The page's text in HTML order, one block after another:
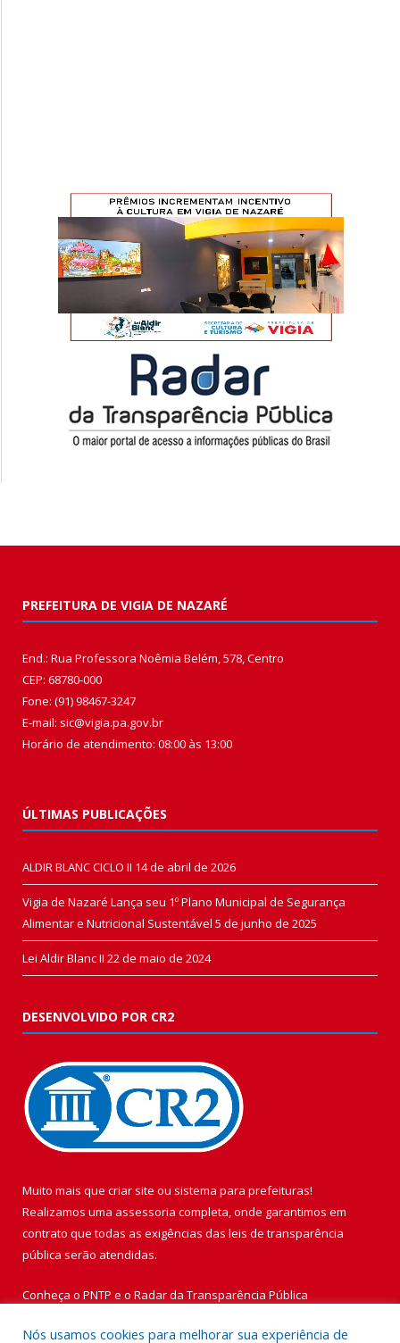
PREFEITURA DE VIGIA DE NAZARÉ
End.: Rua Professora Noêmia Belém, 578, Centro
CEP: 68780-000
Fone: (91) 98467-3247
E-mail: sic@vigia.pa.gov.br
Horário de atendimento: 08:00 às 13:00
ÚLTIMAS PUBLICAÇÕES
ALDIR BLANC CICLO II 14 de abril de 2026
Vigia de Nazaré Lança seu 1º Plano Municipal de Segurança
Alimentar e Nutricional Sustentável 5 de junho de 2025
Lei Aldir Blanc II 22 de maio de 2024
DESENVOLVIDO POR CR2
Muito mais que criar site ou sistema para prefeituras!
Realizamos uma assessoria completa, onde garantimos em
contrato que todas as exigências das leis de transparência
pública serão atendidas.
Conheça o PNTP e o Radar da Transparência Pública
Nós usamos cookies para melhorar sua experiência de